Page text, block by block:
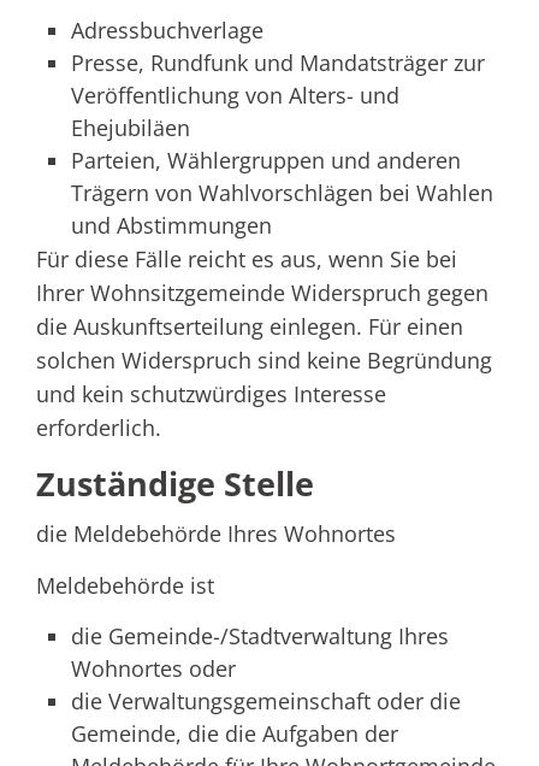
Adressbuchverlage
Presse, Rundfunk und Mandatsträger zur
Veröffentlichung von Alters- und
Ehejubiläen
Parteien, Wählergruppen und anderen
Trägern von Wahlvorschlägen bei Wahlen
und Abstimmungen
Für diese Fälle reicht es aus, wenn Sie bei
Ihrer Wohnsitzgemeinde Widerspruch gegen
die Auskunftserteilung einlegen. Für einen
solchen Widerspruch sind keine Begründung
und kein schutzwürdiges Interesse
erforderlich.
Zuständige Stelle
die Meldebehörde Ihres Wohnortes
Meldebehörde ist
die Gemeinde-/Stadtverwaltung Ihres
Wohnortes oder
die Verwaltungsgemeinschaft oder die
Gemeinde, die die Aufgaben der